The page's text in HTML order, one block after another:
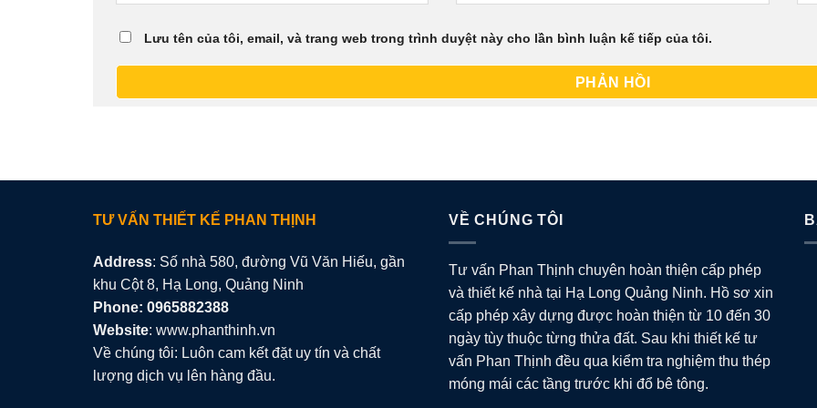
Lưu tên của tôi, email, và trang web trong trình duyệt này cho lần bình luận kế tiếp của tôi.
TƯ VẤN THIẾT KẾ PHAN THỊNH
Address: Số nhà 580, đường Vũ Văn Hiếu, gần
khu Cột 8, Hạ Long, Quảng Ninh
Phone: 0965882388
Website: www.phanthinh.vn
Về chúng tôi: Luôn cam kết đặt uy tín và chất
lượng dịch vụ lên hàng đầu.
VỀ CHÚNG TÔI
Tư vấn Phan Thịnh chuyên hoàn thiện cấp phép
và thiết kế nhà tại Hạ Long Quảng Ninh. Hồ sơ xin
cấp phép xây dựng được hoàn thiện từ 10 đến 30
ngày tùy thuộc từng thửa đất. Sau khi thiết kế tư
vấn Phan Thịnh đều qua kiểm tra nghiệm thu thép
móng mái các tầng trước khi đổ bê tông.